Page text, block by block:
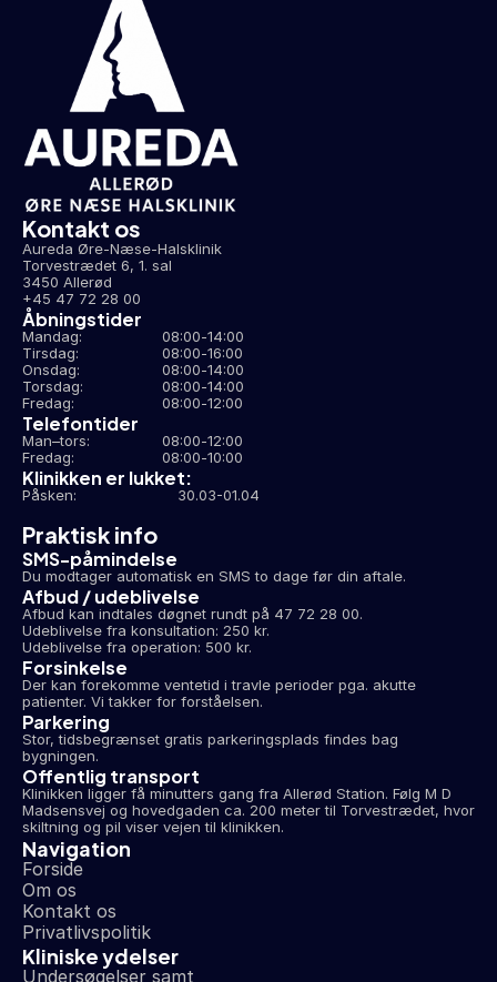
Kontakt os
Aureda Øre-Næse-Halsklinik
Torvestrædet 6, 1. sal
3450 Allerød
+45 47 72 28 00
Åbningstider
Mandag: 08:00-14:00
Tirsdag:
08:00-16:00
Onsdag:
08:00-14:00
Torsdag:
08:00-14:00
Fredag:
08:00-12:00
Telefontider
Man–tors: 08:00-12:00
Fredag:
08:00-10:00
Klinikken er lukket:
Påsken: 30.03-01.04
Praktisk info
SMS-påmindelse
Du modtager automatisk en SMS to dage før din aftale.
Afbud / udeblivelse
Afbud kan indtales døgnet rundt på 47 72 28 00.
Udeblivelse fra konsultation: 250 kr.
Udeblivelse fra operation: 500 kr.
Forsinkelse
Der kan forekomme ventetid i travle perioder pga. akutte
patienter. Vi takker for forståelsen.
Parkering
Stor, tidsbegrænset gratis parkeringsplads findes bag
bygningen.
Offentlig transport
Klinikken ligger få minutters gang fra Allerød Station. Følg M D
Madsensvej og hovedgaden ca. 200 meter til Torvestrædet, hvor
skiltning og pil viser vejen til klinikken.
Navigation
Forside
Om os
Kontakt os
Privatlivspolitik
Kliniske ydelser
Undersøgelser samt